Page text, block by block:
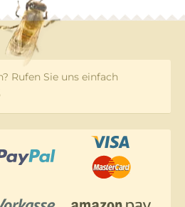
Rufen Sie uns einfach